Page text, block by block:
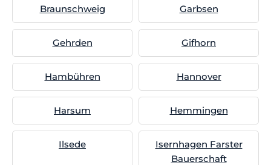
Braunschweig Garbsen
Gehrden Gifhorn
Hambühren Hannover
Harsum Hemmingen
Ilsede
Isernhagen Farster
Bauerschaft